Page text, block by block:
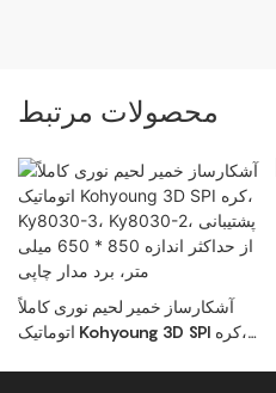
محصولات مرتبط
آشکارساز خمیر لحیم نوری کاملاً
اتوماتیک Kohyoung 3D SPI کره،